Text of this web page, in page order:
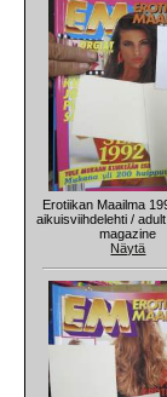
Erotiikan Maailma
aikuisviihdelehti /
magazine
Näytä